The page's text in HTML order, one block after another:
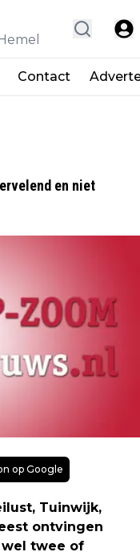
Contact
en niet
op Google
Tuinwijk,
ontvingen
twee of